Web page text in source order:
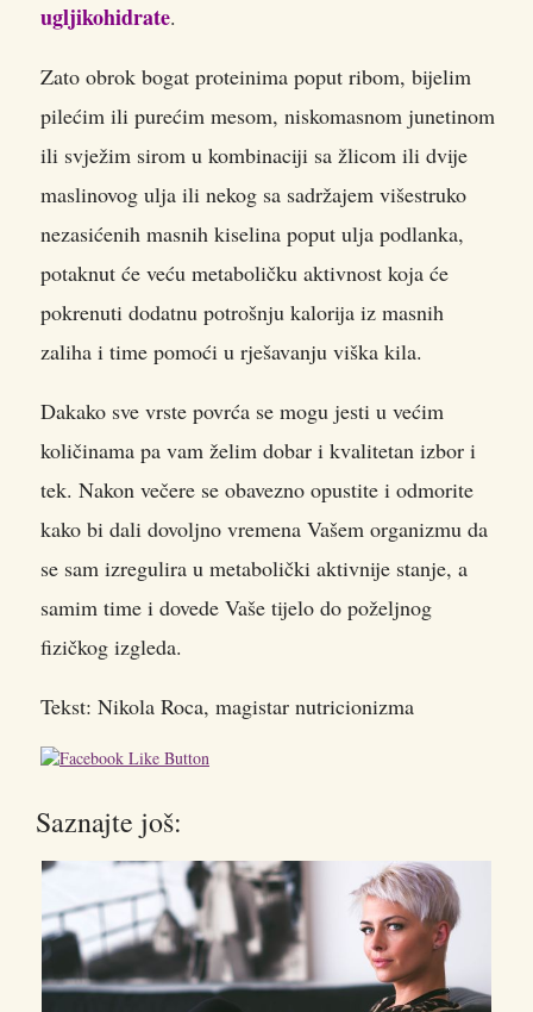
ugljikohidrate.
Zato obrok bogat proteinima poput ribom, bijelim
pilećim ili purećim mesom, niskomasnom junetinom
ili svježim sirom u kombinaciji sa žlicom ili dvije
maslinovog ulja ili nekog sa sadržajem višestruko
nezasićenih masnih kiselina poput ulja podlanka,
potaknut će veću metaboličku aktivnost koja će
pokrenuti dodatnu potrošnju kalorija iz masnih
zaliha i time pomoći u rješavanju viška kila.
Dakako sve vrste povrća se mogu jesti u većim
količinama pa vam želim dobar i kvalitetan izbor i
tek. Nakon večere se obavezno opustite i odmorite
kako bi dali dovoljno vremena Vašem organizmu da
se sam izregulira u metabolički aktivnije stanje, a
samim time i dovede Vaše tijelo do poželjnog
fizičkog izgleda.
Tekst: Nikola Roca, magistar nutricionizma
Saznajte još: